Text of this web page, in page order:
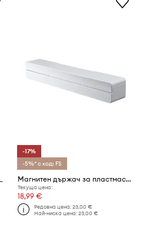
Tower
-17%
-5%* с код: FS
Магнитен държач за пластмасово фолио Yamazaki Tower 32,6 x 5,5 x 5 cm
Текуща цена:
18,99 €
Редовна цена:23,00 €
Най-ниска цена:23,00 €